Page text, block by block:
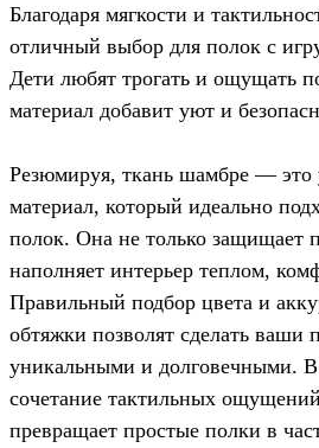
Благодаря мягкости и
отличный выбор для полок с
Дети любят трогать и ощущать
материал добавит уют и
Резюмируя, ткань шамбре — это
материал, который идеально
полок. Она не только защищает
наполняет интерьер теплом,
Правильный подбор цвета и
обтяжки позволят сделать ваши
уникальными и долговечными. В
сочетание тактильных
превращает простые полки в